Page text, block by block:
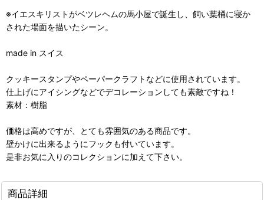
※イエスキリストがベツレヘムの馬小屋で誕生し、飼い葉桶に寝か
された場面を描いたシーン。
made in スイス
クッキースタンプやペーパークラフトなどに使用されています。
仕上げにアイシングなどでデコレーションしても素敵ですね！
素材：樹脂
価格は高めですが、とても雰囲気のある商品です。
壁かけに出来るようにフックも付いています。
是非お気に入りのコレクションに加えて下さい。
商品詳細